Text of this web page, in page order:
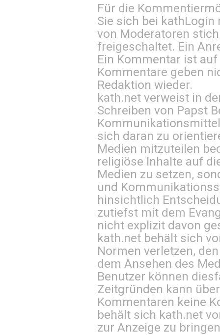
Für die
Sie sich bei kathLogin
von Moderatoren
freigeschaltet. Ein
Ein Kommentar ist
Kommentare geben
Redaktion wieder.
kath.net verweist in
Schreiben von Papst
sich daran zu
Medien mitzuteilen
religiöse Inhalte auf
Medien zu setzen,
und
hinsichtlich
zutiefst mit dem
nicht explizit davon
kath.net behält sich
Normen verletzen,
dem Ansehen des
Benutzer können
Zeitgründen kann
Kommentaren keine
behält sich kath.net
zur Anzeige zu